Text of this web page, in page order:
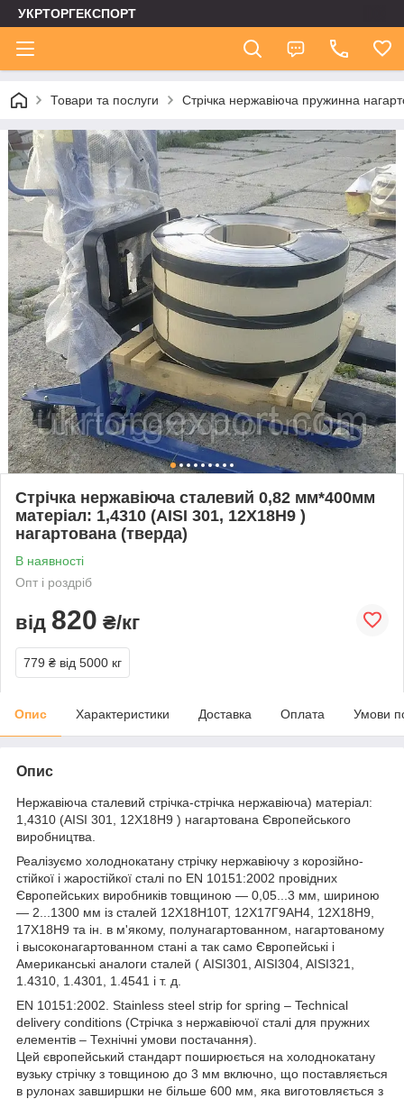
УКРТОРГЕКСПОРТ
Товари та послуги Стрічка нержавіюча пружинна
Стрічка нержавіюча сталевий 0,82 мм*400мм
матеріал: 1,4310 (AISI 301, 12Х18Н9 )
нагартована (тверда)
В наявності
Опт і роздріб
від 820 ₴/кг
779 ₴ від 5000 кг
Опис Характеристики Доставка Оплата Умови
Опис
Нержавіюча сталевий стрічка-стрічка нержавіюча) матеріал:
1,4310 (AISI 301, 12Х18Н9 ) нагартована Європейського
виробництва.
Реалізуємо холоднокатану стрічку нержавіючу з корозійно-
стійкої і жаростійкої сталі по EN 10151:2002 провідних
Європейських виробників товщиною — 0,05...3 мм, шириною
— 2...1300 мм із сталей 12Х18Н10Т, 12Х17Г9АН4, 12Х18Н9,
17Х18Н9 та ін. в м'якому, полунагартованном, нагартованому
і высоконагартованном стані а так само Європейські і
Американські аналоги сталей ( AISI301, AISI304, AISI321,
1.4310, 1.4301, 1.4541 і т. д.
EN 10151:2002. Stainless steel strip for spring – Technical
delivery conditions (Стрічка з нержавіючої сталі для пружних
елементів – Технічні умови постачання).
Цей європейський стандарт поширюється на холоднокатану
вузьку стрічку з товщиною до 3 мм включно, що поставляється
в рулонах завширшки не більше 600 мм, яка виготовляється з